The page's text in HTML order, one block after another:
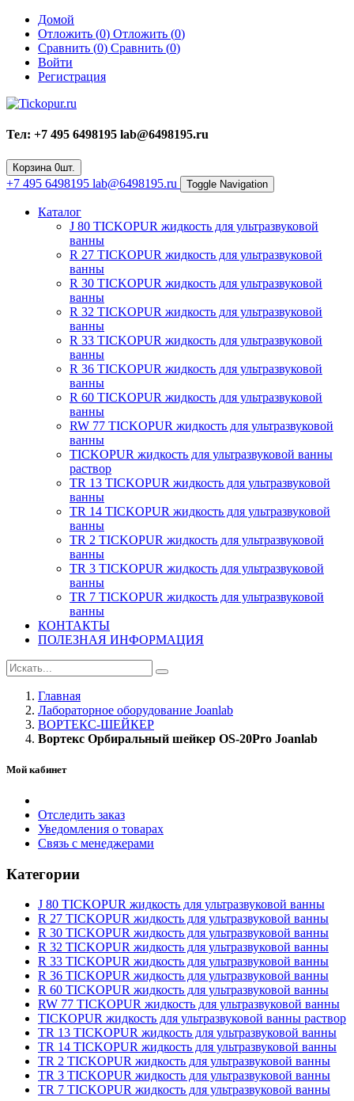
Домой
Отложить (0) Отложить (0)
Сравнить (0) Сравнить (0)
Войти
Регистрация
Тел: +7 495 6498195 lab@6498195.ru
Корзина 0шт.
+7 495 6498195 lab@6498195.ru Toggle Navigation
Каталог
J 80 TICKOPUR жидкость для ультразвуковой
ванны
R 27 TICKOPUR жидкость для ультразвуковой
ванны
R 30 TICKOPUR жидкость для ультразвуковой
ванны
R 32 TICKOPUR жидкость для ультразвуковой
ванны
R 33 TICKOPUR жидкость для ультразвуковой
ванны
R 36 TICKOPUR жидкость для ультразвуковой
ванны
R 60 TICKOPUR жидкость для ультразвуковой
ванны
RW 77 TICKOPUR жидкость для ультразвуковой
ванны
TICKOPUR жидкость для ультразвуковой ванны
раствор
TR 13 TICKOPUR жидкость для ультразвуковой
ванны
TR 14 TICKOPUR жидкость для ультразвуковой
ванны
TR 2 TICKOPUR жидкость для ультразвуковой
ванны
TR 3 TICKOPUR жидкость для ультразвуковой
ванны
TR 7 TICKOPUR жидкость для ультразвуковой
ванны
КОНТАКТЫ
ПОЛЕЗНАЯ ИНФОРМАЦИЯ
Главная
Лабораторное оборудование Joanlab
ВОРТЕКС-ШЕЙКЕР
Вортекс Орбиральный шейкер OS-20Pro Joanlab
Мой кабинет
Отследить заказ
Уведомления о товарах
Связь с менеджерами
Категории
J 80 TICKOPUR жидкость для ультразвуковой ванны
R 27 TICKOPUR жидкость для ультразвуковой ванны
R 30 TICKOPUR жидкость для ультразвуковой ванны
R 32 TICKOPUR жидкость для ультразвуковой ванны
R 33 TICKOPUR жидкость для ультразвуковой ванны
R 36 TICKOPUR жидкость для ультразвуковой ванны
R 60 TICKOPUR жидкость для ультразвуковой ванны
RW 77 TICKOPUR жидкость для ультразвуковой ванны
TICKOPUR жидкость для ультразвуковой ванны раствор
TR 13 TICKOPUR жидкость для ультразвуковой ванны
TR 14 TICKOPUR жидкость для ультразвуковой ванны
TR 2 TICKOPUR жидкость для ультразвуковой ванны
TR 3 TICKOPUR жидкость для ультразвуковой ванны
TR 7 TICKOPUR жидкость для ультразвуковой ванны